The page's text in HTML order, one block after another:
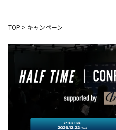
TOP > キャンペーン